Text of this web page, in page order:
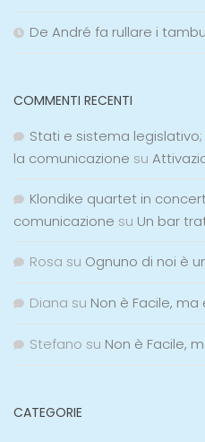
De André fa rullare i
COMMENTI RECENTI
Stati e sistema
la comunicazione su
Klondike quartet in
comunicazione su Un bar
Rosa su Ognuno di noi è
Diana su Non è Facile, ma
Stefano su Non è Facile,
CATEGORIE